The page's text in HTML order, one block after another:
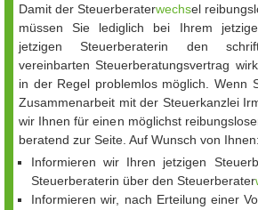
Damit der Steuerberaterwechsel
müssen Sie lediglich bei Ihrem
jetzigen Steuerberaterin den
vereinbarten Steuerberatungsvertrag
in der Regel problemlos möglich. Wenn
Zusammenarbeit mit der Steuerkanzlei
wir Ihnen für einen möglichst
beratend zur Seite. Auf Wunsch von Ihnen:
Informieren wir Ihren jetzigen
Steuerberaterin über den Steuerberater
Informieren wir, nach Erteilung einer